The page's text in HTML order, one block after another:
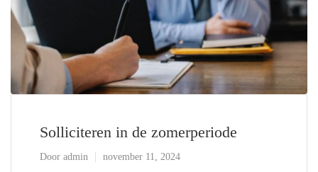
Solliciteren in de zomerperiode
Door admin november 11, 2024